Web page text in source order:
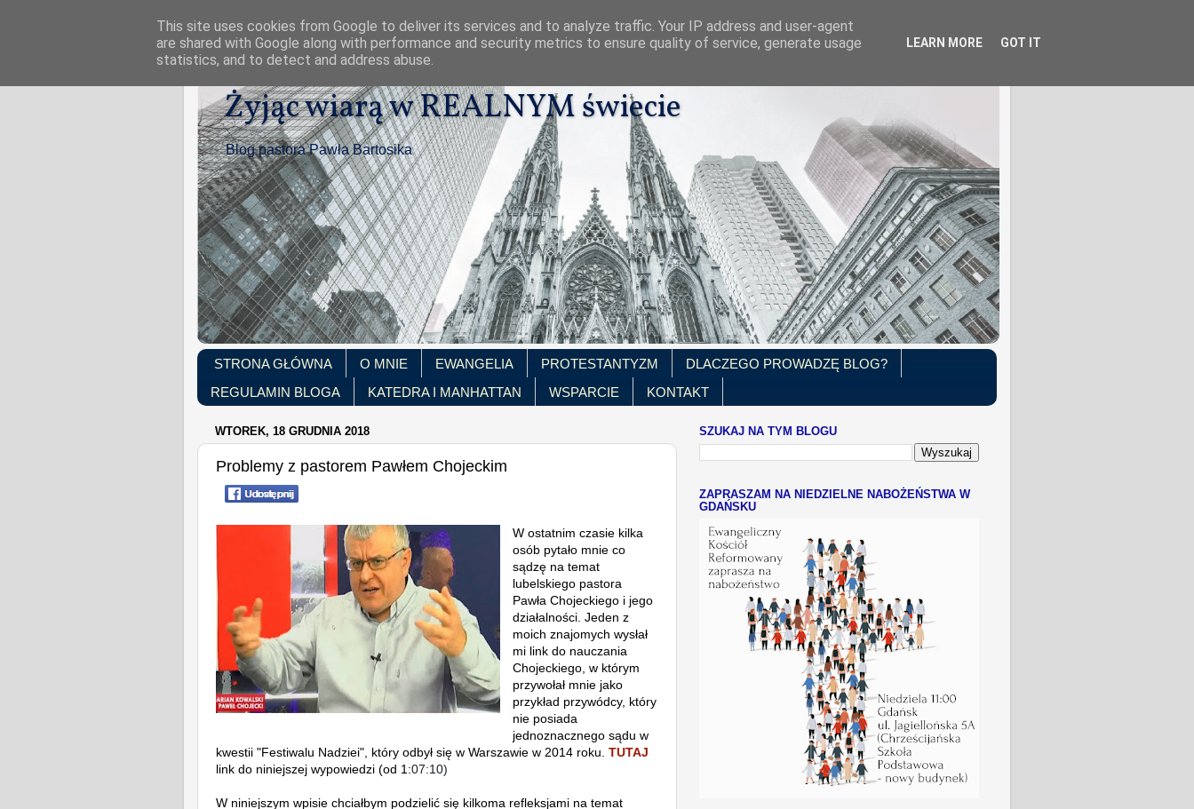
Żyjąc wiarą w REALNYM świecie
Blog pastora Pawła Bartosika
STRONA GŁÓWNA O MNIE EWANGELIA PROTESTANTYZM
DLACZEGO PROWADZĘ BLOG?
REGULAMIN BLOGA
KATEDRA I MANHATTAN WSPARCIE KONTAKT
WTOREK, 18 GRUDNIA 2018
Problemy z pastorem Pawłem Chojeckim
W ostatnim czasie kilka
osób pytało mnie co
sądzę na temat
lubelskiego pastora
Pawła Chojeckiego i jego
działalności. Jeden z
moich znajomych wysłał
mi link do nauczania
Chojeckiego, w którym
przywołał mnie jako
przykład przywódcy, który
nie posiada
jednoznacznego sądu w
kwestii "Festiwalu Nadziei", który odbył się w Warszawie w 2014 roku. TUTAJ
link do niniejszej wypowiedzi (od 1:07:10)
W niniejszym wpisie chciałbym podzielić się kilkoma refleksjami na temat
SZUKAJ NA TYM BLOGU
ZAPRASZAM NA NIEDZIELNE NABOŻEŃSTWA W
GDAŃSKU
This site uses cookies from Google to deliver its services and to analyze traffic. Your IP address and user-agent
are shared with Google along with performance and security metrics to ensure quality of service, generate usage
statistics, and to detect and address abuse.
LEARN MORE GOT IT